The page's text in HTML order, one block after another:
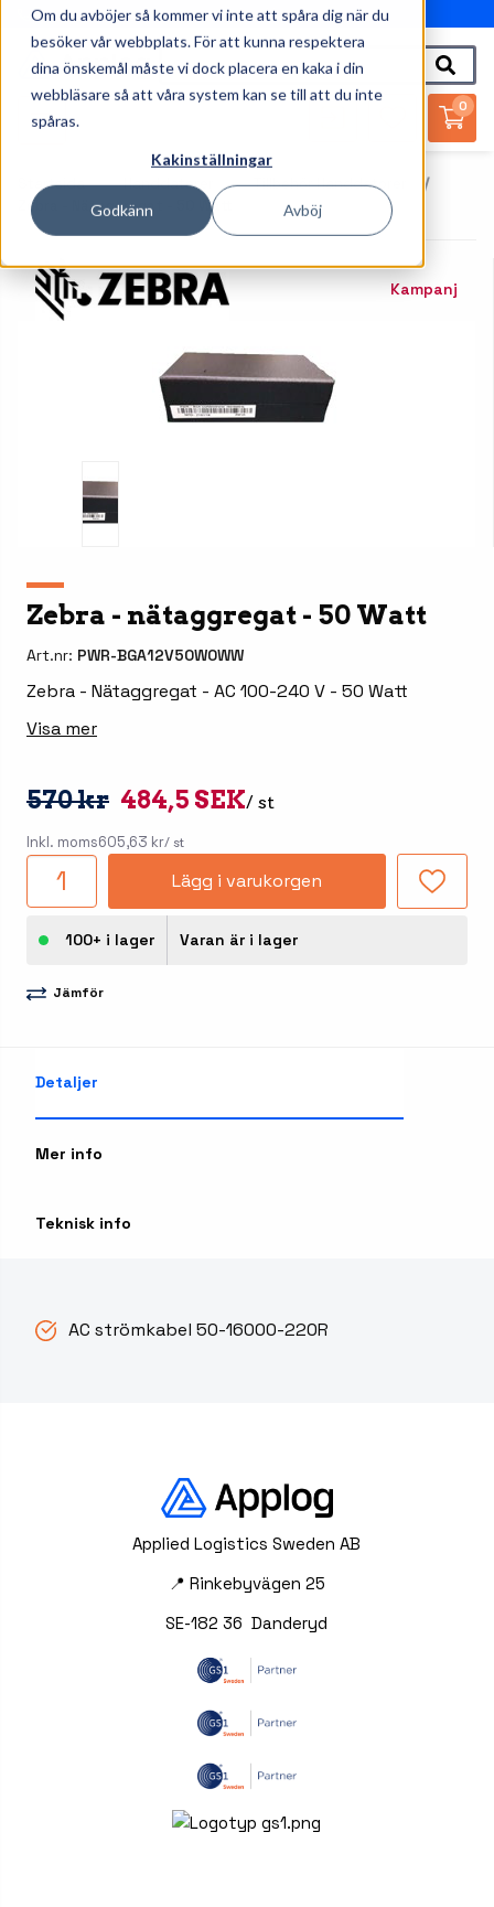
Om du avböjer så kommer vi inte att spåra dig när du
besöker vår webbplats. För att kunna respektera
dina önskemål måste vi dock placera en kaka i din
webbläsare så att våra system kan se till att du inte
spåras.
Kakinställningar
Godkänn Avböj
010-162 61 95
0
Startsida Handdatorer
Tillbehör Handdatorer
Zebra - Nätaggregat - 50 Watt
Kampanj
Zebra - nätaggregat - 50 Watt
Art.nr: PWR-BGA12V50W0WW
Zebra - Nätaggregat - AC 100-240 V - 50 Watt
Visa mer
570 kr 484,5 SEK/ st
Inkl. moms605,63 kr/ st
Lägg i varukorgen
100+ i lager Varan är i lager
Jämför
Detaljer
Mer info
Teknisk info
AC strömkabel 50-16000-220R
Applied Logistics Sweden AB
📍 Rinkebyvägen 25
SE-182 36 Danderyd